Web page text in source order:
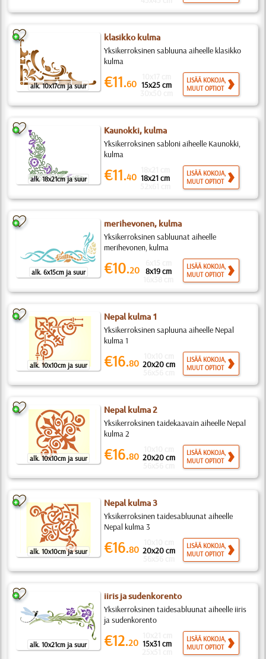
alk. 10x17cm ja suur
klasikko kulma
Yksikerroksinen sabluuna aiheelle klasikko
kulma
€11.60 15x25 cm
LISÄÄ KOKOJA,
MUUT OPTIOT
alk. 18x21cm ja suur
Kaunokki, kulma
Yksikerroksinen sabloni aiheelle Kaunokki,
kulma
€11.40 18x21 cm
LISÄÄ KOKOJA,
MUUT OPTIOT
alk. 6x15cm ja suur
merihevonen, kulma
Yksikerroksinen sabluunat aiheelle
merihevonen, kulma
€10.20 8x19 cm
LISÄÄ KOKOJA,
MUUT OPTIOT
alk. 10x10cm ja suur
Nepal kulma 1
Yksikerroksinen sapluuna aiheelle Nepal
kulma 1
€16.80 20x20 cm
LISÄÄ KOKOJA,
MUUT OPTIOT
alk. 10x10cm ja suur
Nepal kulma 2
Yksikerroksinen taidekaavain aiheelle Nepal
kulma 2
€16.80 20x20 cm
LISÄÄ KOKOJA,
MUUT OPTIOT
alk. 10x10cm ja suur
Nepal kulma 3
Yksikerroksinen taidesabluunat aiheelle
Nepal kulma 3
€16.80 20x20 cm
LISÄÄ KOKOJA,
MUUT OPTIOT
alk. 10x21cm ja suur
iiris ja sudenkorento
Yksikerroksinen taidesabluunat aiheelle iiris
ja sudenkorento
€12.20 15x31 cm
LISÄÄ KOKOJA,
MUUT OPTIOT